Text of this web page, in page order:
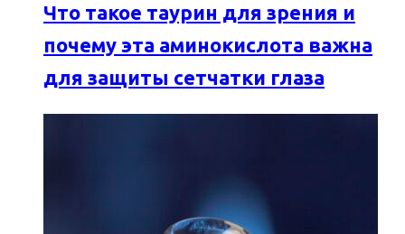
Что такое таурин для зрения и
почему эта аминокислота важна
для защиты сетчатки глаза